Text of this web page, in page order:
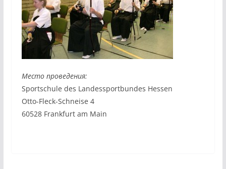
Место проведения:
Sportschule des Landessportbundes Hessen
Otto-Fleck-Schneise 4
60528 Frankfurt am Main